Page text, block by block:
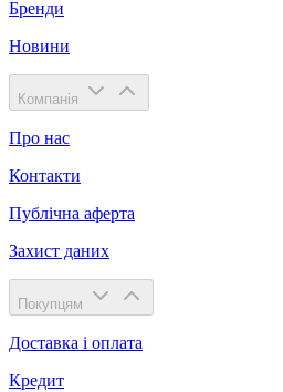
Бренди
Новини
Компанія
Про нас
Контакти
Публічна аферта
Захист даних
Покупцям
Доставка і оплата
Кредит